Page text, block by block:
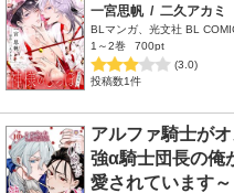
一宮思帆 / 二久アカミ
BLマンガ、光文社 BL
1～2巻
700pt
(3.0)
投稿数1件
アルファ騎士が
強α騎士団長の俺
愛されています～